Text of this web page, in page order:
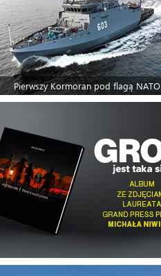
Pierwszy Kormoran pod flagą NATO